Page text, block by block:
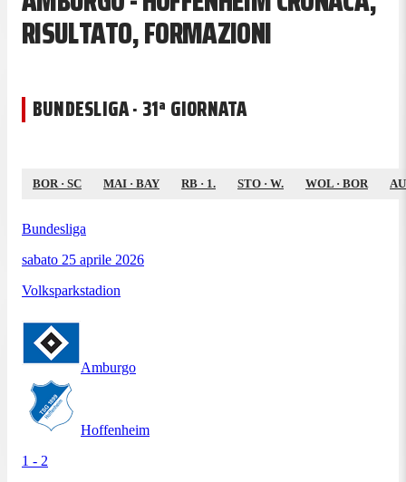
RISULTATO, FORMAZIONI
BUNDESLIGA · 31ª GIORNATA
BOR· SC MAI · BAY RB · 1. STO · W. WOL · BOR
Bundesliga
sabato 25 aprile 2026
Volksparkstadion
Amburgo
Hoffenheim
1 - 2